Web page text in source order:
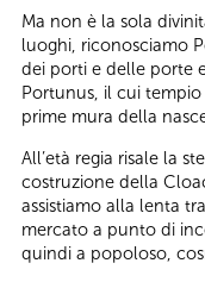
Ma non è la sola
luoghi, riconosciamo
dei porti e delle porte
Portunus, il cui tempio
prime mura della
All’età regia risale la
costruzione della
assistiamo alla lenta
mercato a punto di
quindi a popoloso,